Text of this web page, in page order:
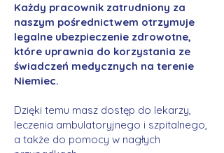
Każdy pracownik zatrudniony za
naszym pośrednictwem otrzymuje
legalne ubezpieczenie zdrowotne,
które uprawnia do korzystania ze
świadczeń medycznych na terenie
Niemiec.
Dzięki temu masz dostęp do lekarzy,
leczenia ambulatoryjnego i szpitalnego,
a także do pomocy w nagłych